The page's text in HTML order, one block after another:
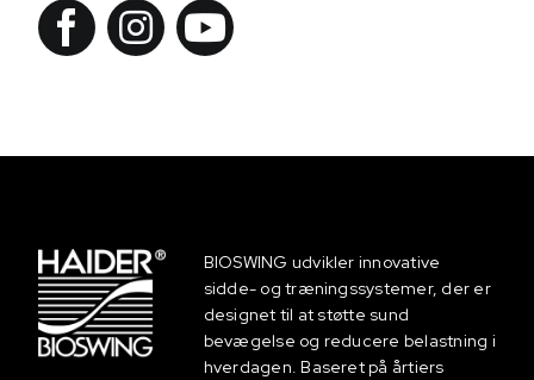
BIOSWING udvikler innovative
sidde- og træningssystemer, der er
designet til at støtte sund
bevægelse og reducere belastning i
hverdagen. Baseret på årtiers